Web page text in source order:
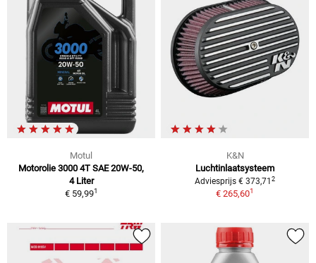
Motul
Motorolie 3000 4T SAE 20W-50,
4 Liter
€ 59,991
K&N
Luchtinlaatsysteem
Adviesprijs € 373,71 2
€ 265,601